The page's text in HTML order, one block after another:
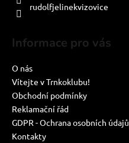
rudolfjelinekvizovice
Informace pro vás
O nás
Vítejte v Trnkoklubu!
Obchodní podmínky
Reklamační řád
GDPR - Ochrana osobních údajů
Kontakty